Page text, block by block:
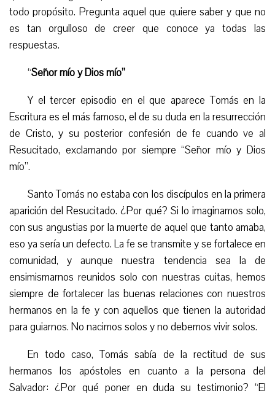
todo propósito. Pregunta aquel que quiere saber y que no
es tan orgulloso de creer que conoce ya todas las
respuestas.
“Señor mío y Dios mío”
Y el tercer episodio en el que aparece Tomás en la
Escritura es el más famoso, el de su duda en la resurrección
de Cristo, y su posterior confesión de fe cuando ve al
Resucitado, exclamando por siempre “Señor mío y Dios
mío”.
Santo Tomás no estaba con los discípulos en la primera
aparición del Resucitado. ¿Por qué? Si lo imaginamos solo,
con sus angustias por la muerte de aquel que tanto amaba,
eso ya sería un defecto. La fe se transmite y se fortalece en
comunidad, y aunque nuestra tendencia sea la de
ensimismarnos reunidos solo con nuestras cuitas, hemos
siempre de fortalecer las buenas relaciones con nuestros
hermanos en la fe y con aquellos que tienen la autoridad
para guiarnos. No nacimos solos y no debemos vivir solos.
En todo caso, Tomás sabía de la rectitud de sus
hermanos los apóstoles en cuanto a la persona del
Salvador: ¿Por qué poner en duda su testimonio? “El